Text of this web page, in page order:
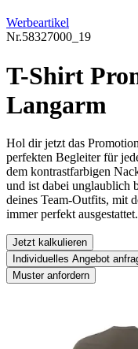
Werbeartikel
Nr.58327000_19
T-Shirt
Langarm
Hol dir jetzt das
perfekten Begleiter für
dem kontrastfarbigen
und ist dabei unglaublich
deines Team-Outfits, mit
immer perfekt ausgestattet.
Jetzt kalkulieren
Individuelles Angebot
Muster anfordern